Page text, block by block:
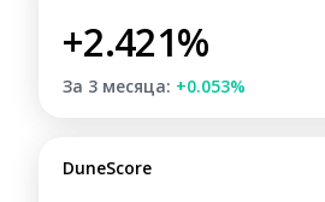
+2.421%
За 3 месяца: +0.053%
DuneScore